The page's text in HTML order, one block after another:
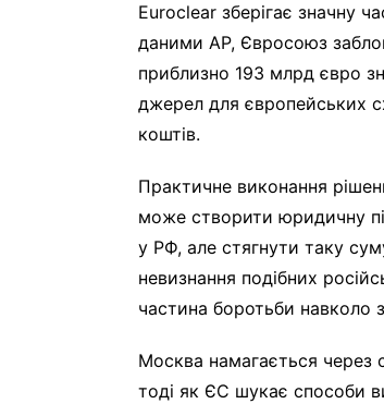
Euroclear зберігає значну
даними AP, Євросоюз
приблизно 193 млрд євро
джерел для європейських
коштів.
Практичне виконання
може створити юридичну
у РФ, але стягнути таку
невизнання подібних
частина боротьби навколо
Москва намагається через
тоді як ЄС шукає способи